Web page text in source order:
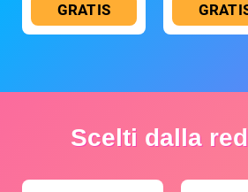
GRATIS
Scelti dalla